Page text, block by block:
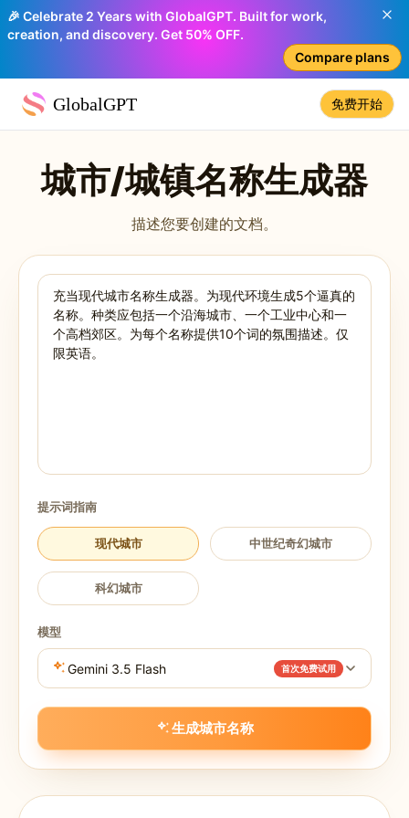
🎉 Celebrate 2 Years with GlobalGPT. Built for work,
creation, and discovery. Get 50% OFF.
Compare plans
GlobalGPT 免费开始
城市/城镇名称生成器
描述您要创建的文档。
提示词指南
现代城市 中世纪奇幻城市
科幻城市
模型
Gemini 3.5 Flash 首次免费试用
生成城市名称